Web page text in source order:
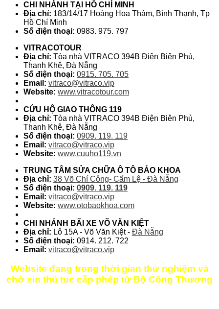
CHI NHÁNH TẠI HỒ CHÍ MINH
Địa chỉ: 183/14/17 Hoàng Hoa Thám, Bình Thạnh, Tp
Hồ Chí Minh
Số điện thoại: 0983. 975. 797
VITRACOTOUR
Địa chỉ: Tòa nhà VITRACO 394B Điện Biên Phủ,
Thanh Khê, Đà Nẵng
Số điện thoại: 0915. 705. 705
Email: vitraco@vitraco.vip
Website: www.vitracotour.com
CỨU HỘ GIAO THÔNG 119
Địa chỉ: Tòa nhà VITRACO 394B Điện Biên Phủ,
Thanh Khê, Đà Nẵng
Số điện thoại: 0909. 119. 119
Email: vitraco@vitraco.vip
Website: www.cuuho119.vn
TRUNG TÂM SỬA CHỮA Ô TÔ BẢO KHOA
Địa chỉ: 38 Võ Chí Công- Cẩm Lệ - Đà Nẵng
Số điện thoại: 0909. 119. 119
Email: vitraco@vitraco.vip
Website: www.otobaokhoa.com
CHI NHÁNH BÃI XE VÕ VĂN KIỆT
Địa chỉ: Lô 15A - Võ Văn Kiệt - Đà Nẵng
Số điện thoại: 0914. 212. 722
Email: vitraco@vitraco.vip
Website đang trong thời gian thử nghiệm và
chờ xin thủ tục cấp phép từ Bộ Công Thương